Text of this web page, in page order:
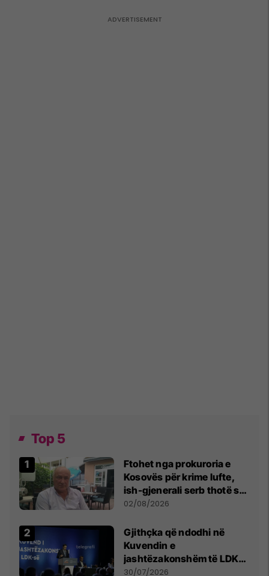
Top 5
Ftohet nga prokuroria e
Kosovës për krime lufte,
ish-gjenerali serb thotë se
dikush e tradhtoi në
02/08/2026
Gjithçka që ndodhi në
Kuvendin e
jashtëzakonshëm të LDK-
së
30/07/2026